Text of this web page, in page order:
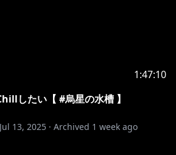
1:47:10
したい【 #烏星の水槽 】
Jul 13, 2025 · Archived 1 week ago